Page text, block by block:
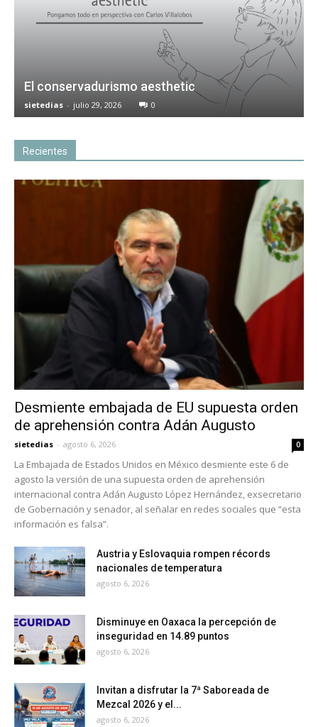
El conservadurismo aesthetic
sietedias - julio 29, 2026 0
Recientes
Desmiente embajada de EU supuesta orden
de aprehensión contra Adán Augusto
sietedias - agosto 6, 2026 0
La Embajada de Estados Unidos en México desmiente este 6 de
agosto la versión de una supuesta orden de aprehensión
internacional contra Adán Augusto López Hernández, exsecretario
de Gobernación y senador, al señalar en redes sociales que “esta
información es falsa”.
Austria y Eslovaquia rompen récords
nacionales de temperatura
agosto 6, 2026
Disminuye en Oaxaca la percepción de
inseguridad en 14.89 puntos
agosto 6, 2026
Invitan a disfrutar la 7ª Saboreada de
Mezcal 2026 y el...
agosto 6, 2026